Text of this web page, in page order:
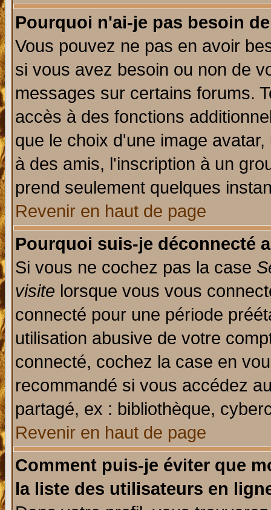
Pourquoi n'ai-je pas besoin
Vous pouvez ne pas en avoir
si vous avez besoin ou non de
messages sur certains forums.
accès à des fonctions
que le choix d'une image
à des amis, l'inscription à un
prend seulement quelques
Revenir en haut de page
Pourquoi suis-je déconnecté
Si vous ne cochez pas la case
visite lorsque vous vous
connecté pour une période
utilisation abusive de votre
connecté, cochez la case en
recommandé si vous accédez
partagé, ex : bibliothèque,
Revenir en haut de page
Comment puis-je éviter que
la liste des utilisateurs en